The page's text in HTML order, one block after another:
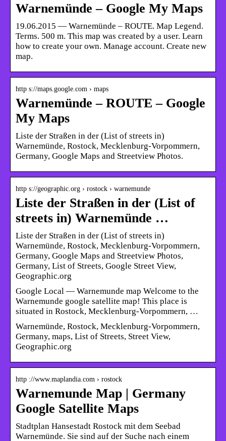
Warnemünde – Google My Maps
19.06.2015 — Warnemünde – ROUTE. Map Legend.
Terms. 500 m. This map was created by a user. Learn
how to create your own. Manage account. Create new
map.
http s://maps.google.com › maps
Warnemünde – ROUTE – Google
My Maps
Liste der Straßen in der (List of streets in)
Warnemünde, Rostock, Mecklenburg-Vorpommern,
Germany, Google Maps and Streetview Photos.
http s://geographic.org › rostock › warnemunde
Liste der Straßen in der (List of
streets in) Warnemünde …
Liste der Straßen in der (List of streets in)
Warnemünde, Rostock, Mecklenburg-Vorpommern,
Germany, Google Maps and Streetview Photos,
Germany, List of Streets, Google Street View,
Geographic.org
Google Local — Warnemunde map Welcome to the
Warnemunde google satellite map! This place is
situated in Rostock, Mecklenburg-Vorpommern, …
Warnemünde, Rostock, Mecklenburg-Vorpommern,
Germany, maps, List of Streets, Street View,
Geographic.org
http ://www.maplandia.com › rostock
Warnemunde Map | Germany
Google Satellite Maps
Stadtplan Hansestadt Rostock mit dem Seebad
Warnemünde. Sie sind auf der Suche nach einem